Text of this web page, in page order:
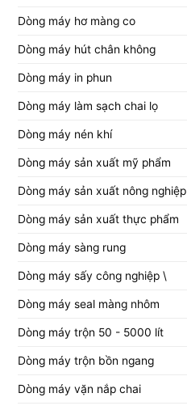
Dòng máy hơ màng co
Dòng máy hút chân không
Dòng máy in phun
Dòng máy làm sạch chai lọ
Dòng máy nén khí
Dòng máy sản xuất mỹ phẩm
Dòng máy sản xuất nông nghiệp
Dòng máy sản xuất thực phẩm
Dòng máy sàng rung
Dòng máy sấy công nghiệp \
Dòng máy seal màng nhôm
Dòng máy trộn 50 - 5000 lít
Dòng máy trộn bồn ngang
Dòng máy vặn nắp chai